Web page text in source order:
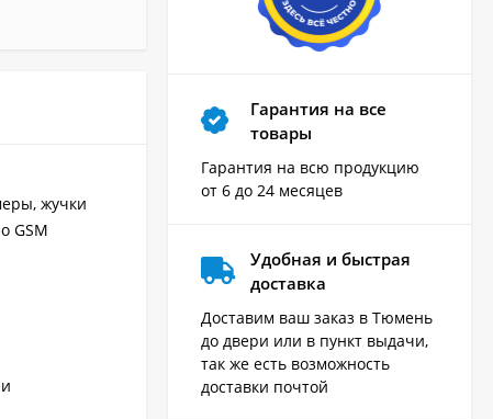
жучки
GSM
Гарантия на все
товары
Гарантия на всю продукцию
от 6 до 24 месяцев
Удобная и быстрая
доставка
Доставим ваш заказ в Тюмень
до двери или в пункт выдачи,
так же есть возможность
доставки почтой